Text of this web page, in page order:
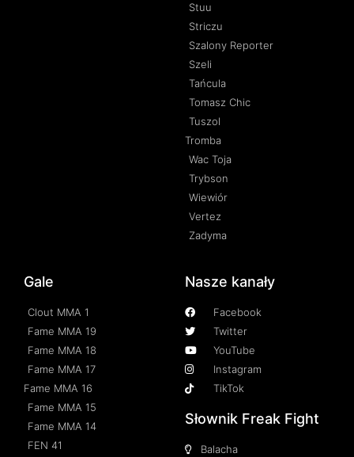
Stuu
Striczu
Szalony Reporter
Szeli
Tańcula
Tomasz Chic
Tuszol
Tromba
Wac Toja
Trybson
Wiewiór
Vertez
Zadyma
Gale
Clout MMA 1
Fame MMA 19
Fame MMA 18
Fame MMA 17
Fame MMA 16
Fame MMA 15
Fame MMA 14
FEN 41
Nasze kanały
Facebook
Twitter
YouTube
Instagram
TikTok
Słownik Freak Fight
Balacha